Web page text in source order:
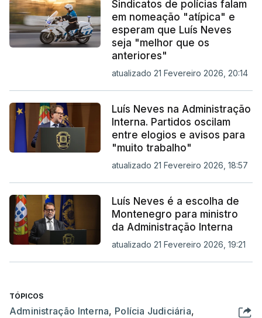
Sindicatos de polícias falam
em nomeação "atípica" e
esperam que Luís Neves
seja "melhor que os
anteriores"
atualizado 21 Fevereiro 2026, 20:14
Luís Neves na Administração
Interna. Partidos oscilam
entre elogios e avisos para
"muito trabalho"
atualizado 21 Fevereiro 2026, 18:57
Luís Neves é a escolha de
Montenegro para ministro
da Administração Interna
atualizado 21 Fevereiro 2026, 19:21
TÓPICOS
Administração Interna, Polícia Judiciária,